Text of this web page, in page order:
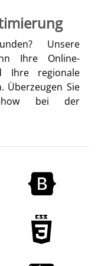
Unsere
Ihre Online-
Ihre regionale
Überzeugen Sie
how bei der